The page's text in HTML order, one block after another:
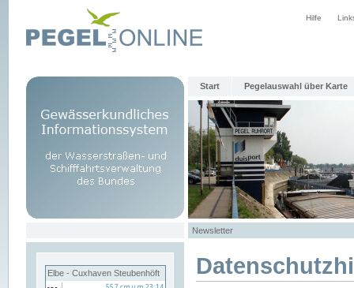
Hilfe
Start Pegelauswahl über Karte
Newsletter
Elbe - Cuxhaven Steubenhöft